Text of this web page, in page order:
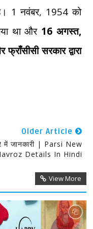
1 नवंबर, 1954 को
था और 16 अगस्त,
सरकार द्वारा
Older Article
में जानकारी | Parsi New
Details In Hindi
View More